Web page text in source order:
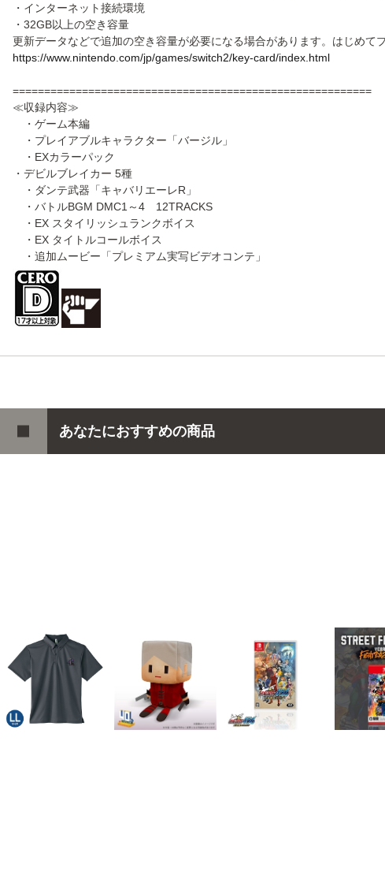
・インターネット接続環境
・32GB以上の空き容量
更新データなどで追加の空き容量が必要になる場合があります。はじめて
https://www.nintendo.com/jp/games/switch2/key-card/index.html
=========================================================
≪収録内容≫
・ゲーム本編
・プレイアブルキャラクター「バージル」
・EXカラーパック
・デビルブレイカー 5種
・ダンテ武器「キャバリエーレR」
・バトルBGM DMC1～4 12TRACKS
・EX スタイリッシュランクボイス
・EX タイトルコールボイス
・追加ムービー「プレミアム実写ビデオコンテ」
あなたにおすすめの商品